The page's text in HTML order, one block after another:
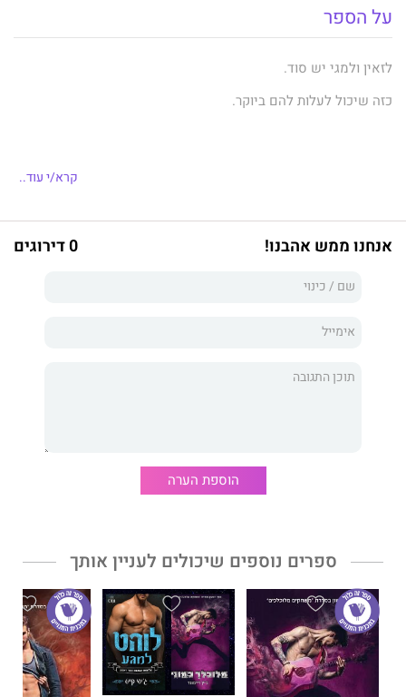
על הספר
לזאין ולמגי יש סוד.
כזה שיכול לעלות להם ביוקר.
כי עכשיו הם בעל ואישה.
בערך.
זה מסובך.
שניהם ממשיכים להחזיק בדבר הדפוק הזה כל כך בעקשנות וכל כך
כעוזרת המנהל של להקת הרוק הלוהטת דירטי, שבה זאין מככב כסולן,
מגי נחושה להישאר מקצועית ולהתרחק מזאין.
מה שאומר שהיא לא יכולה להתאהב בבעלה... או להיכנס למיטה
שלו.
אלא שהיא כבר נכשלה בשני הסעיפים.
וזאין מתכוון להכשיל אותה שוב.
לרוע מזלה של מגי, זאין טריינור לעולם לא יוותר על מה שהוא רוצה.
קרא/י עוד..
אנחנו ממש אהבנו! 0 דירוגים
הוספת הערה
ספרים נוספים שיכולים לעניין אותך